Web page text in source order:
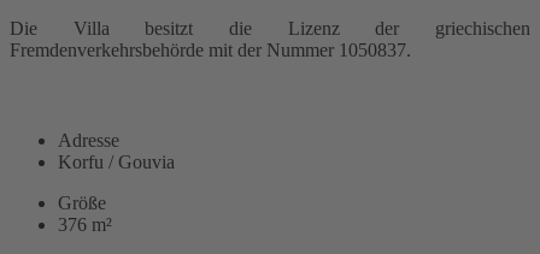
Die Villa besitzt die Lizenz der griechischen
Fremdenverkehrsbehörde mit der Nummer 1050837.
Adresse
Korfu / Gouvia
Größe
376 m²